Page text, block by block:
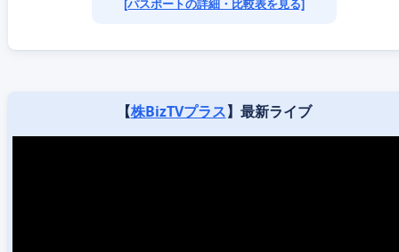
【株BizTVプラス】最新ライブ